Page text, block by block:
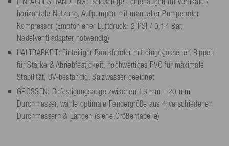
horizontale Nutzung, Aufpumpen mit manueller Pumpe oder
Kompressor (Empfohlener Luftdruck: 2 PSI / 0,14 Bar,
Nadelventiladapter notwendig)
HALTBARKEIT: Einteiliger Bootsfender mit eingegossenen Rippen
für Stärke & Abriebfestigkeit, hochwertiges PVC für maximale
Stabilität, UV-beständig, Salzwasser geeignet
GRÖSSEN: Befestigungsauge zwischen 13 mm - 20 mm
Durchmesser, wähle optimale Fendergröße aus 4 verschiedenen
Durchmessern & Längen (siehe Größentabelle)